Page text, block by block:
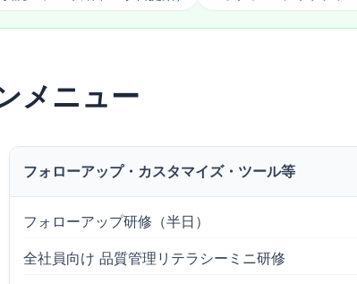
メニュー
フォローアップ・カスタマイズ・ツール等
フォローアップ研修（半日）
全社員向け 品質管理リテラシーミニ研修